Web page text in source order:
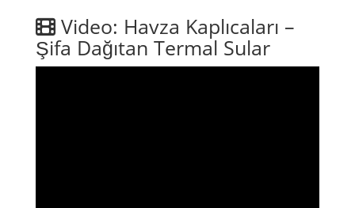
Video: Havza Kaplıcaları –
Şifa Dağıtan Termal Sular